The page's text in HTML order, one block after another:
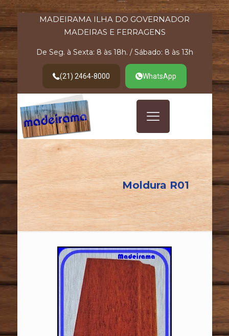
MADEIRAMA ILHA DO GOVERNADOR
MADEIRAS E FERRAGENS
De Seg. à Sexta: 8 às 18h. / Sábado: 8 às 13h
(21) 2464-8000 WhatsApp
Moldura R01